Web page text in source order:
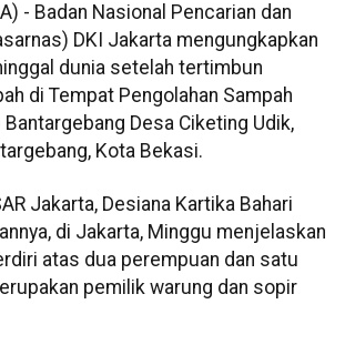
- Badan Nasional Pencarian dan
DKI Jakarta mengungkapkan
dunia setelah tertimbun
di Tempat Pengolahan Sampah
Desa Ciketing Udik,
Kota Bekasi.
Jakarta, Desiana Kartika Bahari
di Jakarta, Minggu menjelaskan
atas dua perempuan dan satu
pemilik warung dan sopir